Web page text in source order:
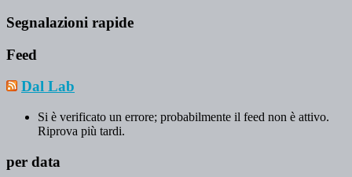
Segnalazioni rapide
Feed
Dal Lab
Si è verificato un errore; probabilmente il feed non è attivo.
Riprova più tardi.
per data